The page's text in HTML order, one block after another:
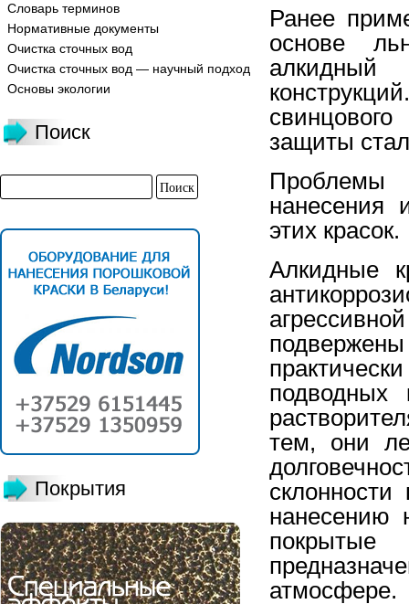
Словарь терминов
Нормативные документы
Очистка сточных вод
Очистка сточных вод — научный подход
Основы экологии
Поиск
Покрытия
Ранее
основе
защиты
нанесения
этих красок.
Алкидные
подводных
тем, они
нанесению
атмосфере.